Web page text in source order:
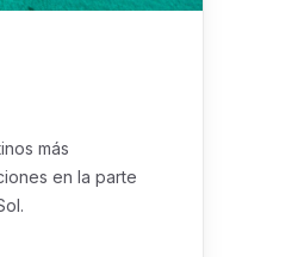
más
en la parte